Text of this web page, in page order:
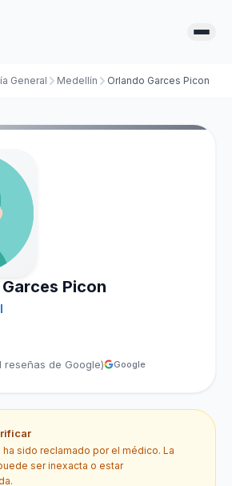
General Medellín Orlando Garces Picon
Picon
reseñas de Google) Google
sido reclamado por el médico. La
ser inexacta o estar